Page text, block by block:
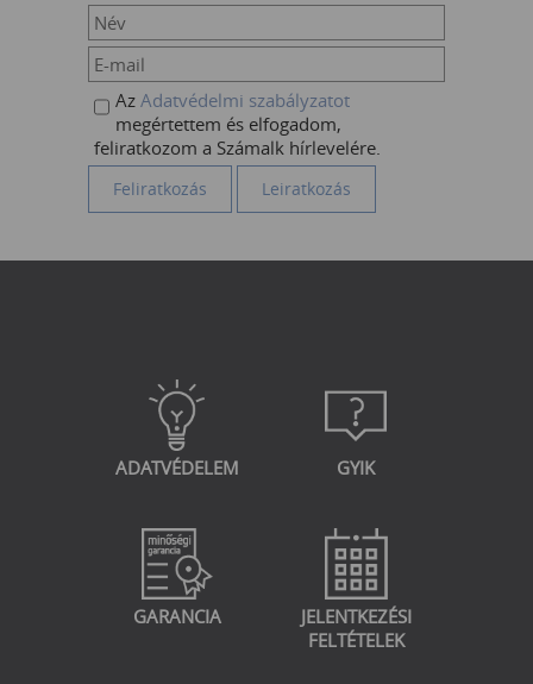
Az Adatvédelmi szabályzatot
megértettem és elfogadom,
feliratkozom a Számalk hírlevelére.
ADATVÉDELEM GYIK
GARANCIA
JELENTKEZÉSI
FELTÉTELEK